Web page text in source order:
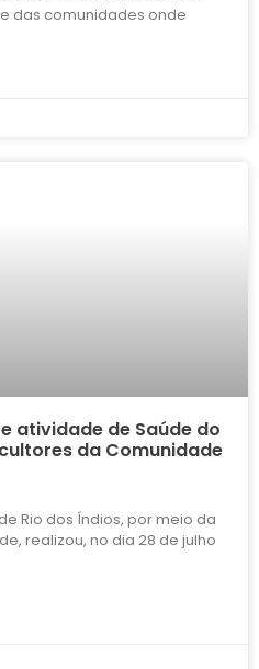
das comunidades onde
atividade de Saúde do
da Comunidade
Rio dos Índios, por meio da
realizou, no dia 28 de julho